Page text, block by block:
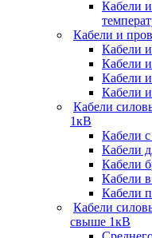
Кабели
Кабели и
Кабели
Кабели
Кабели
Кабели
Кабели
1кВ
Кабели
Кабели
Кабели
Кабели
Кабели
Кабели
свыше 1кВ